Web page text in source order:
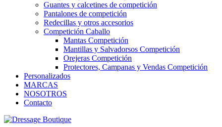
Guantes y calcetines de competición
Pantalones de competición
Redecillas y otros accesorios
Competición Caballo
Mantas Competición
Mantillas y Salvadorsos Competición
Orejeras Competición
Protectores, Campanas y Vendas Competición
Personalizados
MARCAS
NOSOTROS
Contacto